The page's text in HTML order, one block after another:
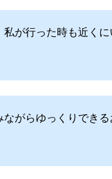
が行った時も近くに
がらゆっくりできる